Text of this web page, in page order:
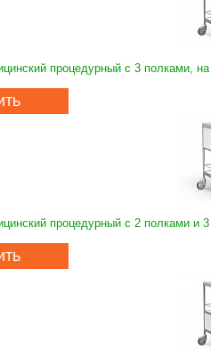
процедурный с 3 полками,
процедурный с 2 полками